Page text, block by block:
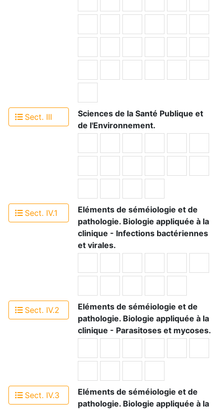
Sect. III
Sciences de la Santé Publique et
de l'Environnement.
Sect. IV.1
Eléments de séméiologie et de
pathologie. Biologie appliquée à la
clinique - Infections bactériennes
et virales.
Sect. IV.2
Eléments de séméiologie et de
pathologie. Biologie appliquée à la
clinique - Parasitoses et mycoses.
Sect. IV.3
Eléments de séméiologie et de
pathologie. Biologie appliquée à la